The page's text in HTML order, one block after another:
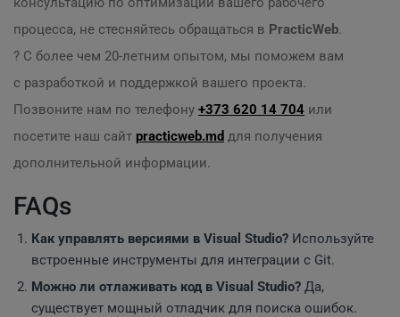
процесса, не стесняйтесь обращаться в PracticWeb.
? С более чем 20-летним опытом, мы поможем вам
с разработкой и поддержкой вашего проекта.
Позвоните нам по телефону +373 620 14 704 или
посетите наш сайт practicweb.md для получения
дополнительной информации.
FAQs
Как управлять версиями в Visual Studio? Используйте
встроенные инструменты для интеграции с Git.
Можно ли отлаживать код в Visual Studio? Да,
существует мощный отладчик для поиска ошибок.